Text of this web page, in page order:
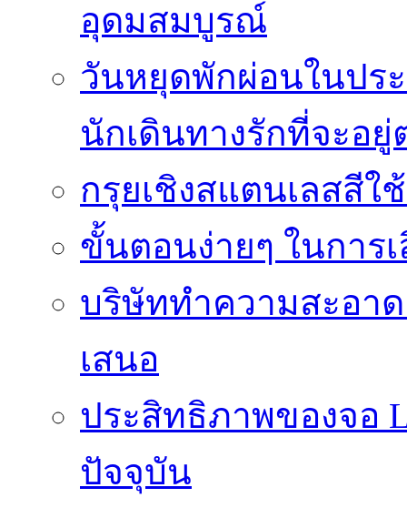
อุดมสมบูรณ์
วันหยุดพักผ่อนในประ
นักเดินทางรักที่จะอยู่
กรุยเชิงสแตนเลสสีใ
ขั้นตอนง่ายๆ ในการ
บริษัททำความสะอา
เสนอ
ประสิทธิภาพของจอ
ปัจจุบัน